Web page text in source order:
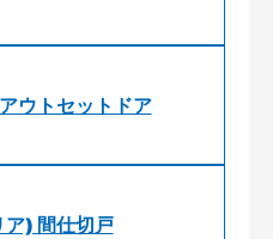
ウトセットドア
) 間仕切戸